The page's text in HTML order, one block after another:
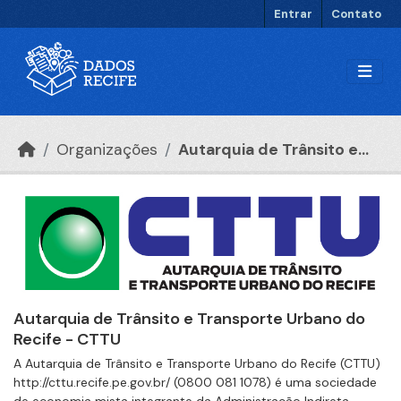
Entrar Contato
Organizações Autarquia de Trânsito e...
Autarquia de Trânsito e Transporte Urbano do
Recife - CTTU
A Autarquia de Trânsito e Transporte Urbano do Recife (CTTU)
http://cttu.recife.pe.gov.br/ (0800 081 1078) é uma sociedade